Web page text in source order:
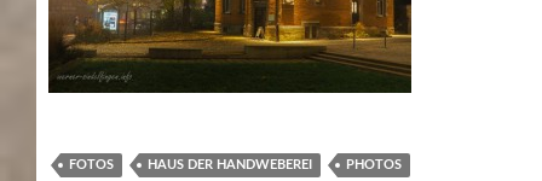
FOTOS HAUS DER HANDWEBEREI PHOTOS